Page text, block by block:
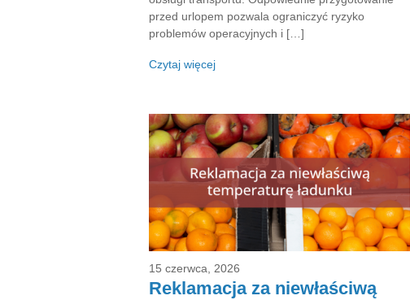
przed urlopem pozwala ograniczyć ryzyko
problemów operacyjnych i […]
Czytaj więcej
15 czerwca, 2026
Reklamacja za niewłaściwą